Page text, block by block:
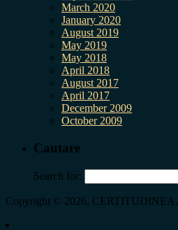
March 2020
January 2020
August 2019
May 2019
May 2018
April 2018
August 2017
April 2017
December 2009
October 2009
Cautare
Search for:
Copyright © 2026, CERTITUDINEA.